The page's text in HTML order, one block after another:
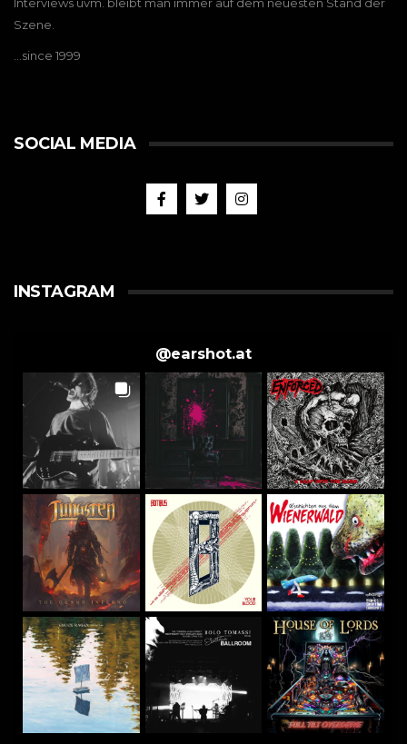
Szene.
…since 1999
SOCIAL MEDIA
INSTAGRAM
@earshot.at